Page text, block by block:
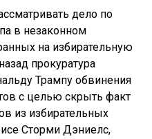
дело по
в незаконном
на избирательную
прокуратура
Трампу обвинения
с целью скрыть факт
из избирательных
Сторми Дэниелс,